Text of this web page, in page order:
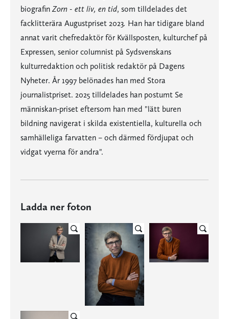
biografin Zorn - ett liv, en tid, som tilldelades det
facklitterära Augustpriset 2023. Han har tidigare bland
annat varit chefredaktör för Kvällsposten, kulturchef på
Expressen, senior columnist på Sydsvenskans
kulturredaktion och politisk redaktör på Dagens
Nyheter. År 1997 belönades han med Stora
journalistpriset. 2025 tilldelades han postumt Se
människan-priset eftersom han med "lätt buren
bildning navigerat i skilda existentiella, kulturella och
samhälleliga farvatten – och därmed fördjupat och
vidgat vyerna för andra".
Ladda ner foton